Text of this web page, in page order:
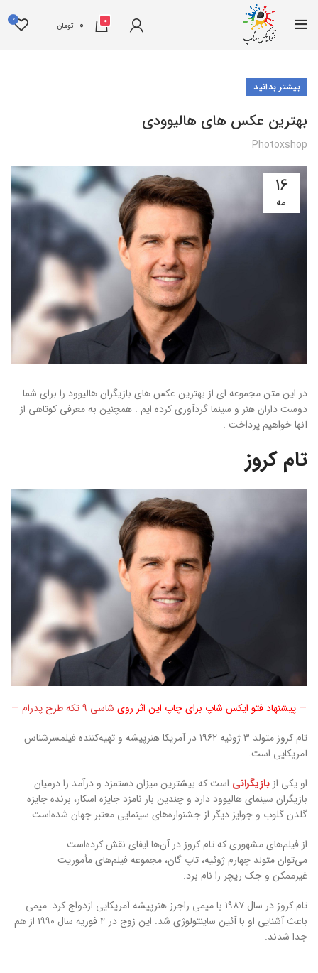
0
0 تومان
0
بیشتر بدانید
بهترین عکس های هالیوودی
Photoxshop
16
مه
در این متن مجموعه ای از بهترین عکس های بازیگران هالیوود را برای شما
دوست داران هنر و سینما گردآوری کرده ایم . همچنین به معرفی کوتاهی از
آنها خواهیم پرداخت .
تام کروز
— پیشنهاد فتو ایکس شاپ برای چاپ این اثر روی شاسی 9 تکه طرح پدرام
—
تام کروز متولد ۳ ژوئیه ۱۹۶۲ در آمریکا هنرپیشه و تهیه‌کننده فیلمسرشناس
آمریکایی است.
او یکی از بازیگرانی است که بیشترین میزان دستمزد و درآمد را درمیان
بازیگران سینمای هالیوود دارد و چندین بار نامزد جایزه اسکار، برنده جایزه
گلدن گلوب و جوایز دیگر از جشنواره‌های سینمایی معتبر جهان شده‌است.
از فیلم‌های مشهوری که تام کروز در آن‌ها ایفای نقش کرده‌است
می‌توان متولد چهارم ژوئیه، تاپ گان، مجموعه فیلم‌های مأموریت
غیرممکن و جک ریچر را نام برد.
تام کروز در سال ۱۹۸۷ با میمی راجرز هنرپیشه آمریکایی ازدواج کرد. میمی
باعث آشنایی او با آئین ساینتولوژی شد. این زوج در ۴ فوریه سال ۱۹۹۰ از هم
جدا شدند.